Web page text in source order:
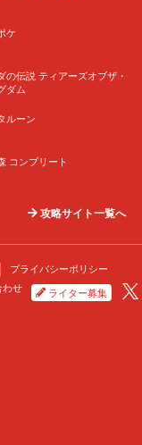
ケ
の伝説 ティアーズオブザ・
ダム
ルーン
コンプリート
攻略サイト一覧へ
プライバシーポリシー
わせ ライター募集